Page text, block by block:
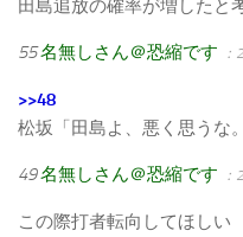
田島追放の確率が増したと
55名無しさん＠恐縮です
>>48
松坂「田島よ、悪く思うな
49名無しさん＠恐縮です
この際打者転向してほしい